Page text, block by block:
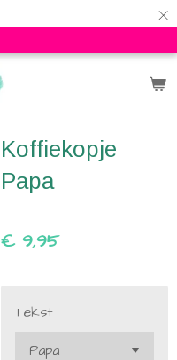
×
Koffiekopje
Papa
€ 9,95
Tekst